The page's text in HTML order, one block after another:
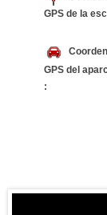
GPS de la
GPS del
: